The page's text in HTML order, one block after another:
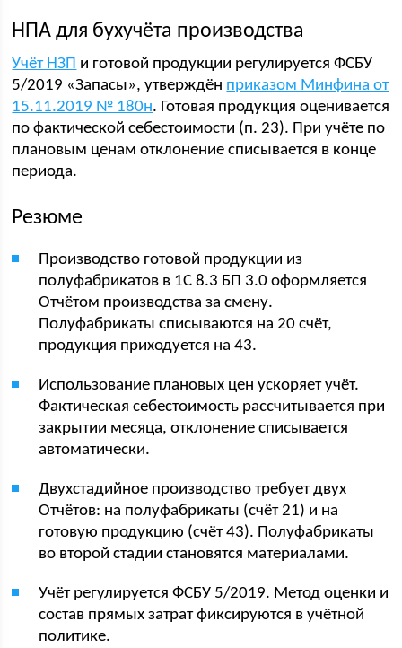
НПА для бухучёта производства
Учёт НЗП и готовой продукции регулируется ФСБУ
5/2019 «Запасы», утверждён приказом Минфина от
15.11.2019 № 180н. Готовая продукция оценивается
по фактической себестоимости (п. 23). При учёте по
плановым ценам отклонение списывается в конце
периода.
Резюме
Производство готовой продукции из
полуфабрикатов в 1С 8.3 БП 3.0 оформляется
Отчётом производства за смену.
Полуфабрикаты списываются на 20 счёт,
продукция приходуется на 43.
Использование плановых цен ускоряет учёт.
Фактическая себестоимость рассчитывается при
закрытии месяца, отклонение списывается
автоматически.
Двухстадийное производство требует двух
Отчётов: на полуфабрикаты (счёт 21) и на
готовую продукцию (счёт 43). Полуфабрикаты
во второй стадии становятся материалами.
Учёт регулируется ФСБУ 5/2019. Метод оценки и
состав прямых затрат фиксируются в учётной
политике.